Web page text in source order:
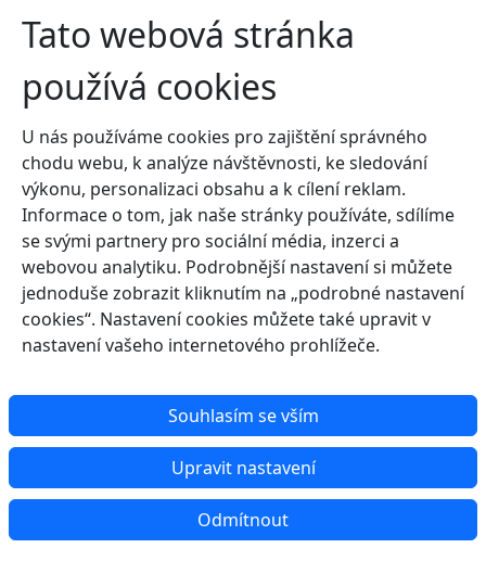
Tato webová stránka
používá cookies
U nás používáme cookies pro zajištění správného
chodu webu, k analýze návštěvnosti, ke sledování
výkonu, personalizaci obsahu a k cílení reklam.
Informace o tom, jak naše stránky používáte, sdílíme
se svými partnery pro sociální média, inzerci a
webovou analytiku. Podrobnější nastavení si můžete
jednoduše zobrazit kliknutím na „podrobné nastavení
cookies“. Nastavení cookies můžete také upravit v
nastavení vašeho internetového prohlížeče.
Souhlasím se vším
Upravit nastavení
Odmítnout